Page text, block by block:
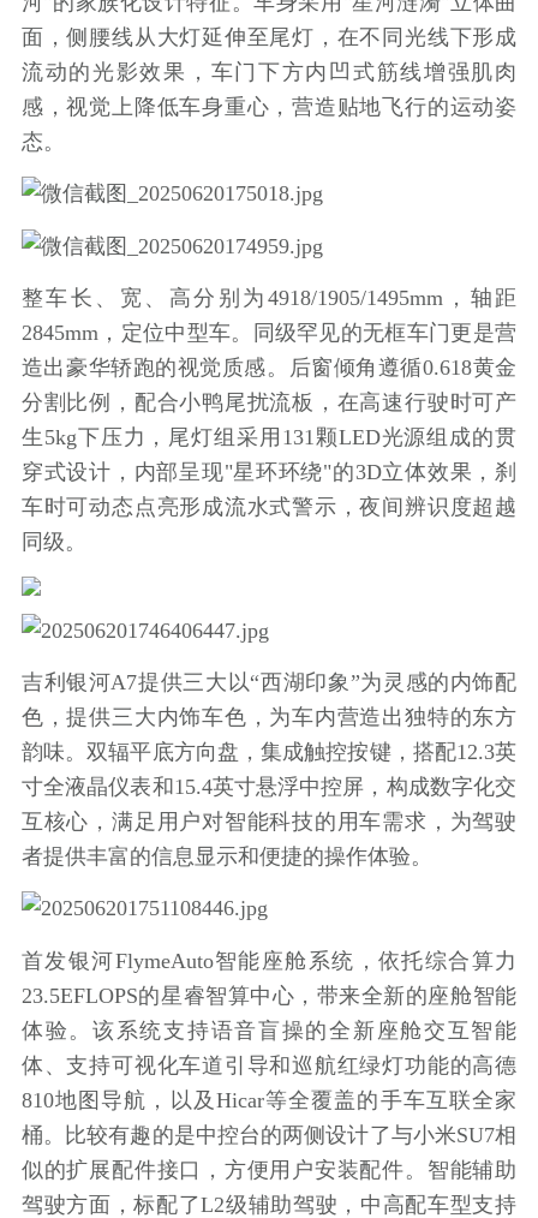
面，侧腰线从大灯延伸至尾灯，在不同光线下形成
流动的光影效果，车门下方内凹式筋线增强肌肉
感，视觉上降低车身重心，营造贴地飞行的运动姿
态。
整车长、宽、高分别为4918/1905/1495mm，轴距
2845mm，定位中型车。同级罕见的无框车门更是营
造出豪华轿跑的视觉质感。后窗倾角遵循0.618黄金
分割比例，配合小鸭尾扰流板，在高速行驶时可产
生5kg下压力，尾灯组采用131颗LED光源组成的贯
穿式设计，内部呈现"星环环绕"的3D立体效果，刹
车时可动态点亮形成流水式警示，夜间辨识度超越
同级。
吉利银河A7提供三大以“西湖印象”为灵感的内饰配
色，提供三大内饰车色，为车内营造出独特的东方
韵味。双辐平底方向盘，集成触控按键，搭配12.3英
寸全液晶仪表和15.4英寸悬浮中控屏，构成数字化交
互核心，满足用户对智能科技的用车需求，为驾驶
者提供丰富的信息显示和便捷的操作体验。
首发银河FlymeAuto智能座舱系统，依托综合算力
23.5EFLOPS的星睿智算中心，带来全新的座舱智能
体验。该系统支持语音盲操的全新座舱交互智能
体、支持可视化车道引导和巡航红绿灯功能的高德
810地图导航，以及Hicar等全覆盖的手车互联全家
桶。比较有趣的是中控台的两侧设计了与小米SU7相
似的扩展配件接口，方便用户安装配件。智能辅助
驾驶方面，标配了L2级辅助驾驶，中高配车型支持